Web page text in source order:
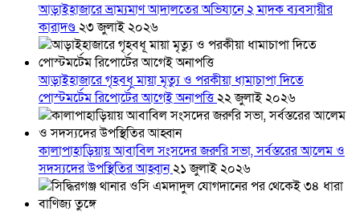
আড়াইহাজারে ভ্রাম্যমাণ আদালতের অভিযানে ২ মাদক ব্যবসায়ীর
কারাদণ্ড২৩ জুলাই ২০২৬
আড়াইহাজারে গৃহবধূ মায়া মৃত্যু ও পরকীয়া ধামাচাপা দিতে
পোস্টমর্টেম রিপোর্টের আগেই অনাপত্তি২২ জুলাই ২০২৬
কালাপাহাড়িয়ায় আবাবিল সংসদের জরুরি সভা, সর্বস্তরের আলেম ও
সদস্যদের উপস্থিতির আহ্বান২১ জুলাই ২০২৬